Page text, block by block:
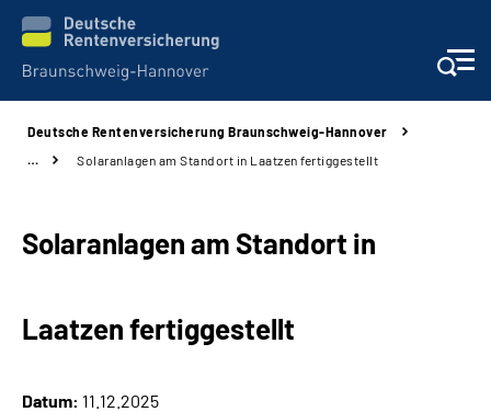
Karriere
Deutsche Rentenversicherung Braunschweig-Hannover
…
Solaranlagen am Standort in Laatzen fertiggestellt
Solaranlagen am Standort in
Laatzen fertiggestellt
Datum: 11.12.2025